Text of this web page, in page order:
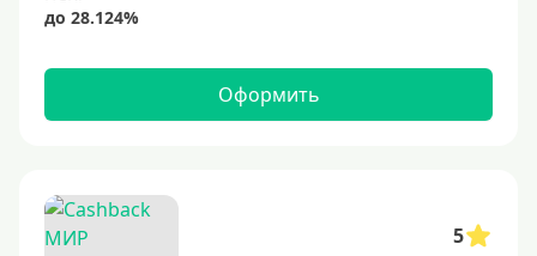
Оформить
5